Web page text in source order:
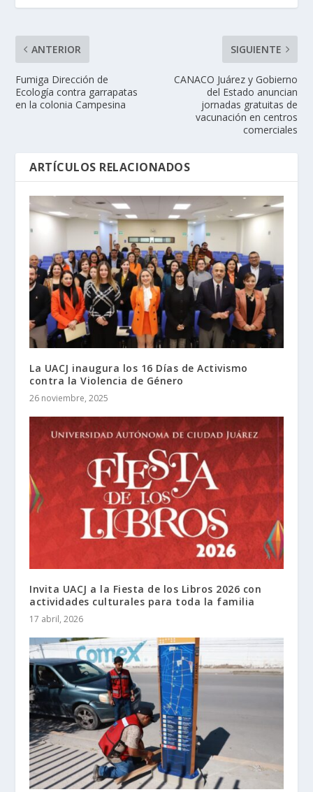
ANTERIOR
Fumiga Dirección de
Ecología contra garrapatas
en la colonia Campesina
SIGUIENTE
CANACO Juárez y Gobierno
del Estado anuncian
jornadas gratuitas de
vacunación en centros
comerciales
ARTÍCULOS RELACIONADOS
La UACJ inaugura los 16 Días de Activismo
contra la Violencia de Género
26 noviembre, 2025
Invita UACJ a la Fiesta de los Libros 2026 con
actividades culturales para toda la familia
17 abril, 2026